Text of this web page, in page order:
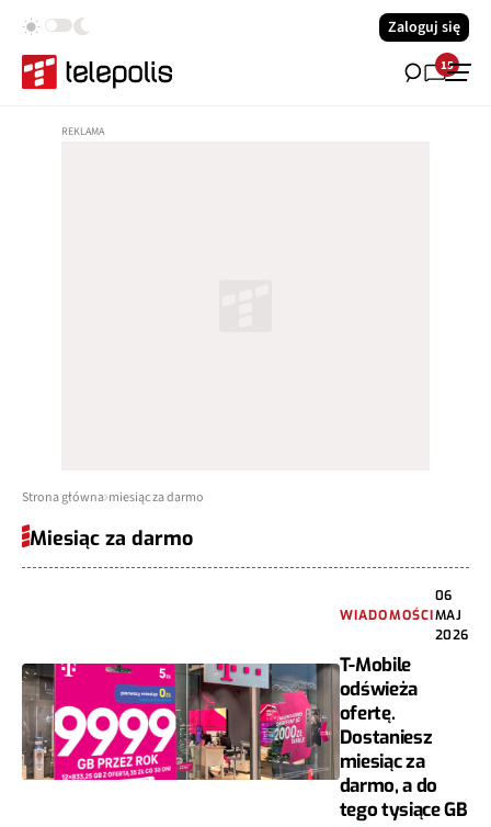
Zaloguj się
15
Strona główna miesiąc za darmo
Miesiąc za darmo
WIADOMOŚCI
06
MAJ
2026
T-Mobile
odświeża
ofertę.
Dostaniesz
miesiąc za
darmo, a do
tego tysiące GB